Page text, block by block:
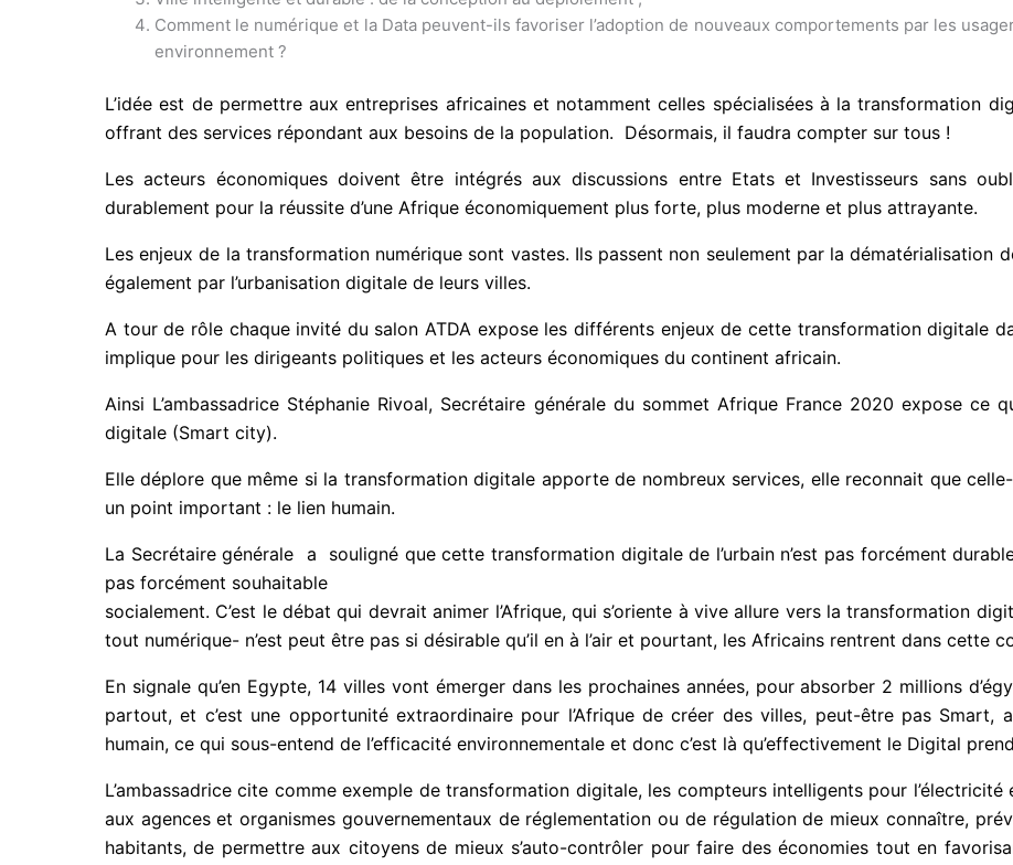
Comment le numérique et la Data peuvent-ils favoriser l’adoption de nouveaux comportements par les
environnement ?
L’idée est de permettre aux entreprises africaines et notamment celles spécialisées à la transformation
offrant des services répondant aux besoins de la population. Désormais, il faudra compter sur tous !
Les acteurs économiques doivent être intégrés aux discussions entre Etats et Investisseurs sans
durablement pour la réussite d’une Afrique économiquement plus forte, plus moderne et plus attrayante.
Les enjeux de la transformation numérique sont vastes. Ils passent non seulement par la dématérialisation
également par l’urbanisation digitale de leurs villes.
A tour de rôle chaque invité du salon ATDA expose les différents enjeux de cette transformation digitale
implique pour les dirigeants politiques et les acteurs économiques du continent africain.
Ainsi L’ambassadrice Stéphanie Rivoal, Secrétaire générale du sommet Afrique France 2020 expose ce
digitale (Smart city).
Elle déplore que même si la transformation digitale apporte de nombreux services, elle reconnait que
un point important : le lien humain.
La Secrétaire générale a souligné que cette transformation digitale de l’urbain n’est pas forcément
pas forcément souhaitable
socialement. C’est le débat qui devrait animer l’Afrique, qui s’oriente à vive allure vers la transformation
tout numérique- n’est peut être pas si désirable qu’il en à l’air et pourtant, les Africains rentrent dans cette
En signale qu’en Egypte, 14 villes vont émerger dans les prochaines années, pour absorber 2 millions
partout, et c’est une opportunité extraordinaire pour l’Afrique de créer des villes, peut-être pas Smart,
humain, ce qui sous-entend de l’efficacité environnementale et donc c’est là qu’effectivement le Digital
L’ambassadrice cite comme exemple de transformation digitale, les compteurs intelligents pour
aux agences et organismes gouvernementaux de réglementation ou de régulation de mieux connaître,
habitants, de permettre aux citoyens de mieux s’auto-contrôler pour faire des économies tout en